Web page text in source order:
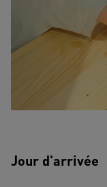
Jour d'arrivée